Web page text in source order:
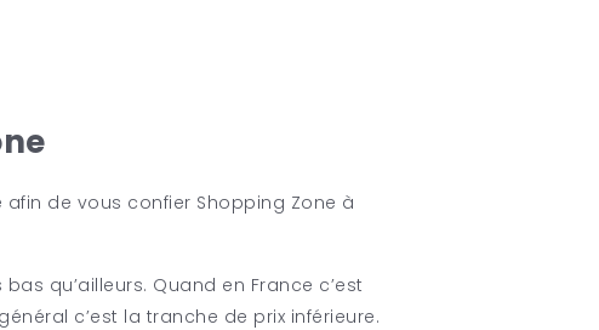
de vous confier Shopping Zone à
qu’ailleurs. Quand en France c’est
c’est la tranche de prix inférieure.